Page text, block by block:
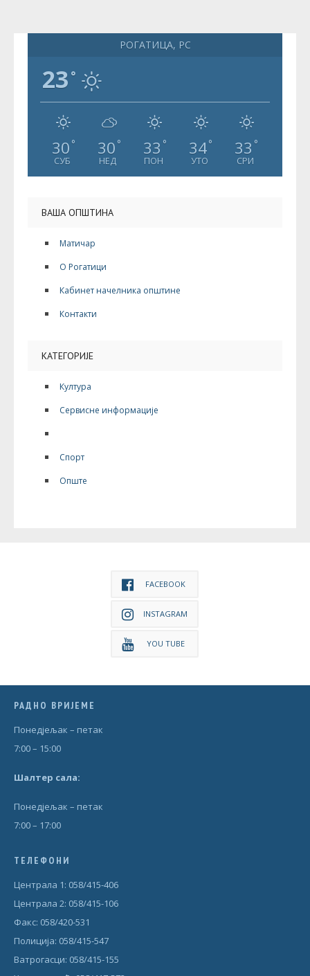
РОГАТИЦА, РС
23 °
30 °
СУБ
30 °
НЕД
33 °
ПОН
34°
УТО
33 °
СРИ
ВАША ОПШТИНА
Матичар
О Рогатици
Кабинет начелника општине
Контакти
КАТЕГОРИЈЕ
Култура
Сервисне информације
Спорт
Опште
FACEBOOK
INSTAGRAM
YOU TUBE
РАДНО ВРИЈЕМЕ
Понедjељак – петак
7:00 – 15:00
Шалтер сала:
Понедjељак – петак
7:00 – 17:00
ТЕЛЕФОНИ
Централа 1: 058/415-406
Централа 2: 058/415-106
Факс: 058/420-531
Полиција: 058/415-547
Ватрогасци: 058/415-155